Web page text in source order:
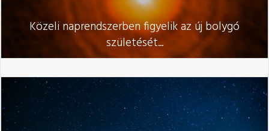
Közeli naprendszerben figyelik az új bolygó
születését...